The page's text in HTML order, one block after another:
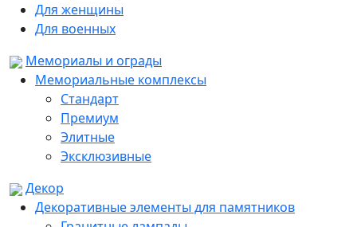
Для женщины
Для военных
Мемориалы и ограды
Мемориальные комплексы
Стандарт
Премиум
Элитные
Эксклюзивные
Декор
Декоративные элементы для памятников